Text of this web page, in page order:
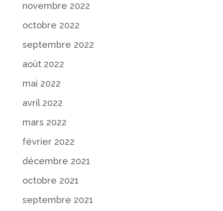
novembre 2022
octobre 2022
septembre 2022
août 2022
mai 2022
avril 2022
mars 2022
février 2022
décembre 2021
octobre 2021
septembre 2021